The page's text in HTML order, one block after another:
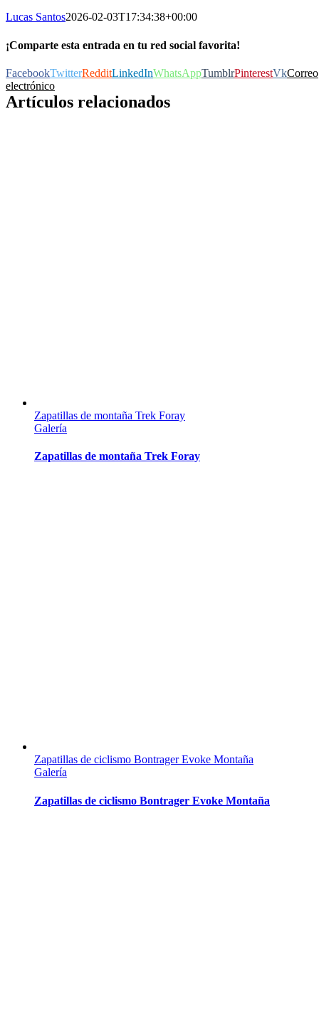
Lucas Santos2026-02-03T17:34:38+00:00
¡Comparte esta entrada en tu red social favorita!
FacebookTwitterRedditLinkedInWhatsAppTumblrPinterestVkCorreo
electrónico
Artículos relacionados
Zapatillas de montaña Trek Foray
Galería
Zapatillas de montaña Trek Foray
Zapatillas de ciclismo Bontrager Evoke Montaña
Galería
Zapatillas de ciclismo Bontrager Evoke Montaña